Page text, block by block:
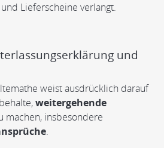
Lieferscheine verlangt.
und
weist ausdrücklich darauf
weitergehende
machen, insbesondere
.